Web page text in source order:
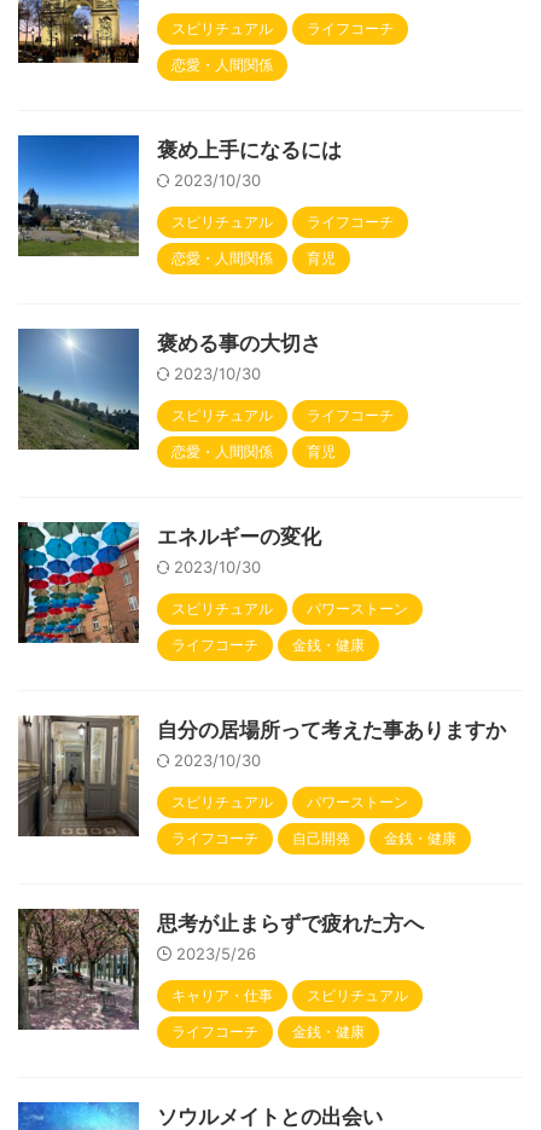
スピリチュアル
ライフコーチ
恋愛・人間関係
褒め上手になるには
2023/10/30
スピリチュアル
ライフコーチ
恋愛・人間関係
育児
褒める事の大切さ
2023/10/30
スピリチュアル
ライフコーチ
恋愛・人間関係
育児
エネルギーの変化
2023/10/30
スピリチュアル
パワーストーン
ライフコーチ
金銭・健康
自分の居場所って考えた事ありますか
2023/10/30
スピリチュアル
パワーストーン
ライフコーチ
自己開発 金銭・健康
思考が止まらずで疲れた方へ
2023/5/26
キャリア・仕事
スピリチュアル
ライフコーチ
金銭・健康
ソウルメイトとの出会い